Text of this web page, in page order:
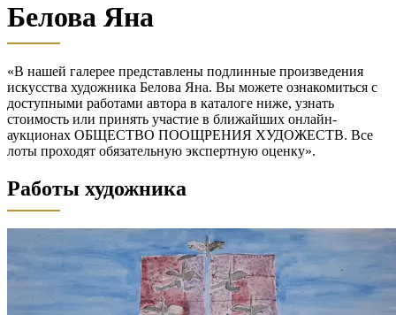
Белова Яна
«В нашей галерее представлены подлинные произведения
искусства художника Белова Яна. Вы можете ознакомиться с
доступными работами автора в каталоге ниже, узнать
стоимость или принять участие в ближайших онлайн-
аукционах ОБЩЕСТВО ПООЩРЕНИЯ ХУДОЖЕСТВ. Все
лоты проходят обязательную экспертную оценку».
Работы художника